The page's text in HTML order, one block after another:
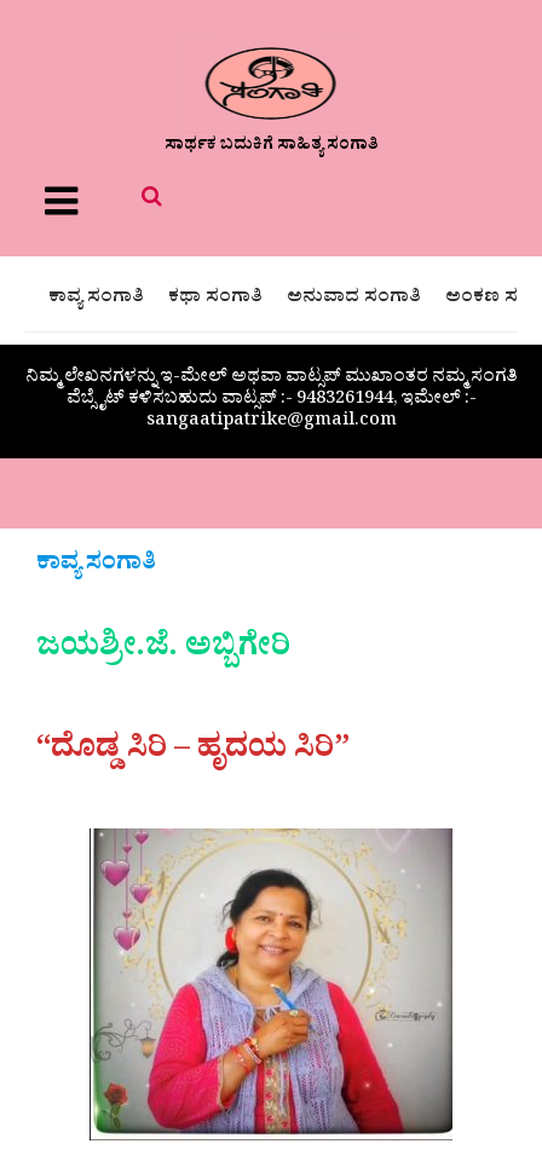
ಸಾರ್ಥಕ ಬದುಕಿಗೆ ಸಾಹಿತ್ಯ ಸಂಗಾತಿ
Menu
ಕಾವ್ಯ ಸಂಗಾತಿ ಕಥಾ ಸಂಗಾತಿ ಅನುವಾದ ಸಂಗಾತಿ ಅಂಕಣ
ನಿಮ್ಮ ಲೇಖನಗಳನ್ನು ಇ-ಮೇಲ್ ಅಥವಾ ವಾಟ್ಸಪ್ ಮುಖಾಂತರ ನಮ್ಮ ಸಂಗತಿ
ವೆಬ್ಸೈಟ್ ಕಳಿಸಬಹುದು ವಾಟ್ಸಪ್‌ :- 9483261944, ಇಮೇಲ್ :-
sangaatipatrike@gmail.com
ಕಾವ್ಯ ಸಂಗಾತಿ
ಜಯಶ್ರೀ.ಜೆ. ಅಬ್ಬಿಗೇರಿ
“ದೊಡ್ಡ ಸಿರಿ – ಹೃದಯ ಸಿರಿ”